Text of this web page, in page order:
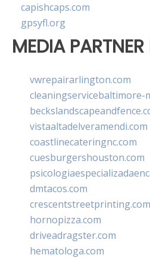
capishcaps.com
gpsyfl.org
MEDIA PARTNER
vwrepairarlington.com
cleaningservicebaltimore-
vistaaltadelveramendi.com
coastlinecateringnc.com
cuesburgershouston.com
dmtacos.com
crescentstreetprinting.com
hornopizza.com
driveadragster.com
hematologa.com